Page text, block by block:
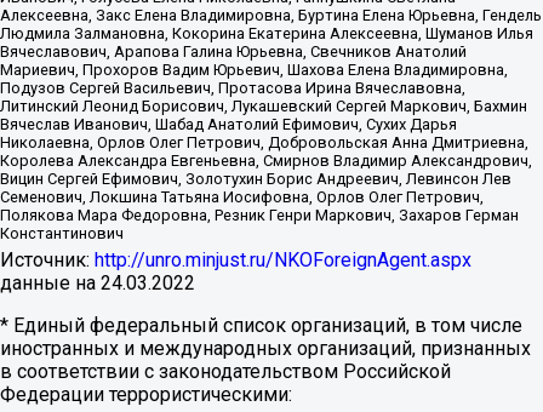
Алексеевна, Закс Елена Владимировна, Буртина Елена Юрьевна, Гендель
Людмила Залмановна, Кокорина Екатерина Алексеевна, Шуманов Илья
Вячеславович, Арапова Галина Юрьевна, Свечников Анатолий
Мариевич, Прохоров Вадим Юрьевич, Шахова Елена Владимировна,
Подузов Сергей Васильевич, Протасова Ирина Вячеславовна,
Литинский Леонид Борисович, Лукашевский Сергей Маркович, Бахмин
Вячеслав Иванович, Шабад Анатолий Ефимович, Сухих Дарья
Николаевна, Орлов Олег Петрович, Добровольская Анна Дмитриевна,
Королева Александра Евгеньевна, Смирнов Владимир Александрович,
Вицин Сергей Ефимович, Золотухин Борис Андреевич, Левинсон Лев
Семенович, Локшина Татьяна Иосифовна, Орлов Олег Петрович,
Полякова Мара Федоровна, Резник Генри Маркович, Захаров Герман
Константинович
Источник: http://unro.minjust.ru/NKOForeignAgent.aspx
данные на 24.03.2022
* Единый федеральный список организаций, в том числе
иностранных и международных организаций, признанных
в соответствии с законодательством Российской
Федерации террористическими: